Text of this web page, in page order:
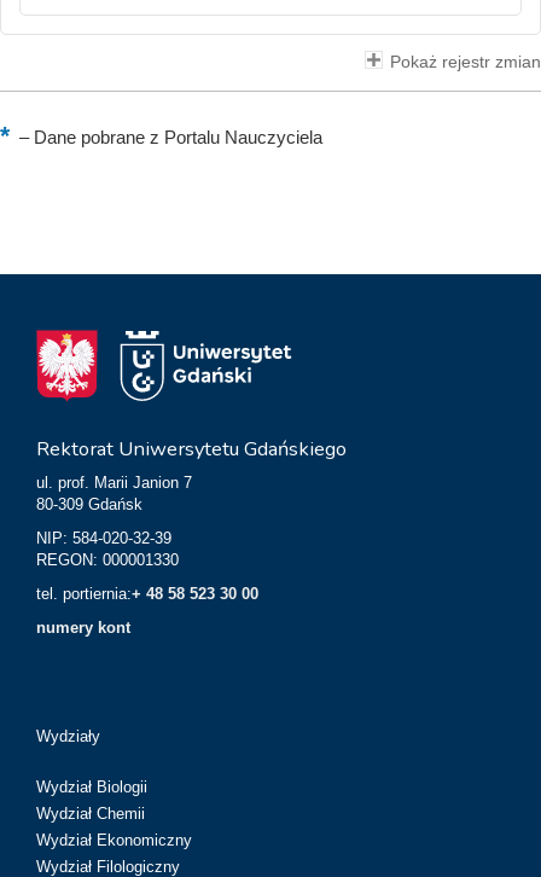
Pokaż rejestr zmian
–Dane pobrane z Portalu Nauczyciela
Rektorat Uniwersytetu Gdańskiego
ul. prof. Marii Janion 7
80-309 Gdańsk
NIP: 584-020-32-39
REGON: 000001330
tel. portiernia:+ 48 58 523 30 00
numery kont
Wydziały
Wydział Biologii
Wydział Chemii
Wydział Ekonomiczny
Wydział Filologiczny